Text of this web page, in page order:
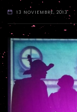
13 NOVIEMBRE, 2013